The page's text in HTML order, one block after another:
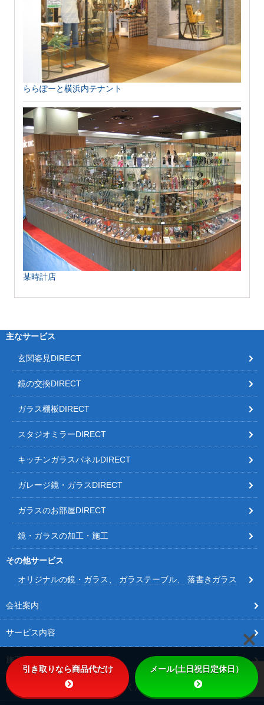
ららぽーと横浜内テナント
某時計店
主なサービス
玄関姿見DIRECT
鏡の交換DIRECT
ガラス棚板DIRECT
スタジオミラーDIRECT
キッチンガラスパネルDIRECT
ガレージ鏡・ガラスDIRECT
ガラスのお部屋DIRECT
鏡・ガラスの加工・施工
その他サービス
オリジナルの鏡・ガラス
ガラステーブル 落書きガラス
会社案内
サービス内容
施工事例
施工事例その他Instagramをご覧ください
引き取りなら商品代だけ メール(土日祝日定休日）